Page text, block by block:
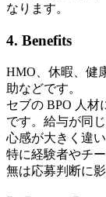
なります。
4. Benefits
HMO、休暇、健
助などです。
セブの BPO 人材
です。給与が同
心感が大きく違い
特に経験者やチ
無は応募判断に影